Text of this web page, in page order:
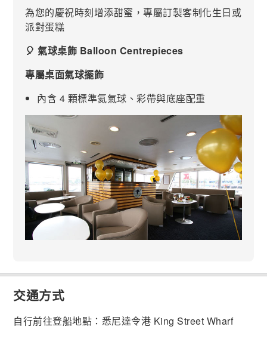
為您的慶祝時刻增添甜蜜，專屬訂製客制化生日或
派對蛋糕
🎈 氣球桌飾 Balloon Centrepieces
專屬桌面氣球擺飾
內含 4 顆標準氦氣球、彩帶與底座配重
交通方式
自行前往登船地點：悉尼達令港 King Street Wharf